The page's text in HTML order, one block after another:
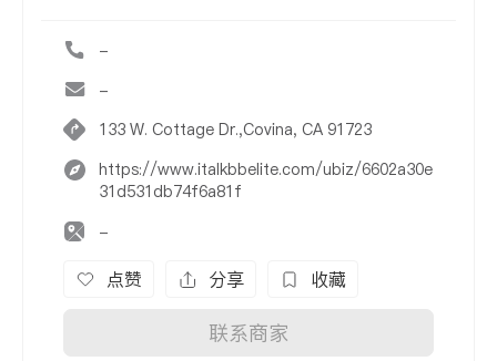
-
-
133 W. Cottage Dr.,Covina, CA 91723
https://www.italkbbelite.com/ubiz/6602a30e
31d531db74f6a81f
-
点赞 分享 收藏
联系商家